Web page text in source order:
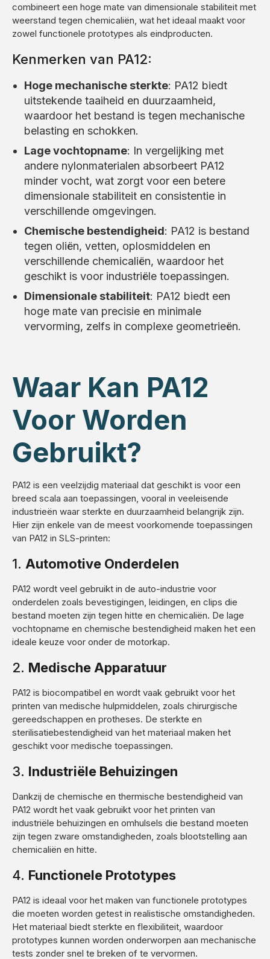
combineert een hoge mate van dimensionale stabiliteit met
weerstand tegen chemicaliën, wat het ideaal maakt voor
zowel functionele prototypes als eindproducten.
Kenmerken van PA12:
Hoge mechanische sterkte: PA12 biedt
uitstekende taaiheid en duurzaamheid,
waardoor het bestand is tegen mechanische
belasting en schokken.
Lage vochtopname: In vergelijking met
andere nylonmaterialen absorbeert PA12
minder vocht, wat zorgt voor een betere
dimensionale stabiliteit en consistentie in
verschillende omgevingen.
Chemische bestendigheid: PA12 is bestand
tegen oliën, vetten, oplosmiddelen en
verschillende chemicaliën, waardoor het
geschikt is voor industriële toepassingen.
Dimensionale stabiliteit: PA12 biedt een
hoge mate van precisie en minimale
vervorming, zelfs in complexe geometrieën.
Waar Kan PA12
Voor Worden
Gebruikt?
PA12 is een veelzijdig materiaal dat geschikt is voor een
breed scala aan toepassingen, vooral in veeleisende
industrieën waar sterkte en duurzaamheid belangrijk zijn.
Hier zijn enkele van de meest voorkomende toepassingen
van PA12 in SLS-printen:
1. Automotive Onderdelen
PA12 wordt veel gebruikt in de auto-industrie voor
onderdelen zoals bevestigingen, leidingen, en clips die
bestand moeten zijn tegen hitte en chemicaliën. De lage
vochtopname en chemische bestendigheid maken het een
ideale keuze voor onder de motorkap.
2. Medische Apparatuur
PA12 is biocompatibel en wordt vaak gebruikt voor het
printen van medische hulpmiddelen, zoals chirurgische
gereedschappen en protheses. De sterkte en
sterilisatiebestendigheid van het materiaal maken het
geschikt voor medische toepassingen.
3. Industriële Behuizingen
Dankzij de chemische en thermische bestendigheid van
PA12 wordt het vaak gebruikt voor het printen van
industriële behuizingen en omhulsels die bestand moeten
zijn tegen zware omstandigheden, zoals blootstelling aan
chemicaliën en hitte.
4. Functionele Prototypes
PA12 is ideaal voor het maken van functionele prototypes
die moeten worden getest in realistische omstandigheden.
Het materiaal biedt sterkte en flexibiliteit, waardoor
prototypes kunnen worden onderworpen aan mechanische
tests zonder snel te breken of te vervormen.